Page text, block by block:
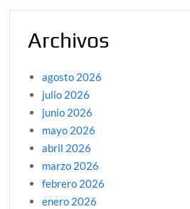
Archivos
agosto 2026
julio 2026
junio 2026
mayo 2026
abril 2026
marzo 2026
febrero 2026
enero 2026